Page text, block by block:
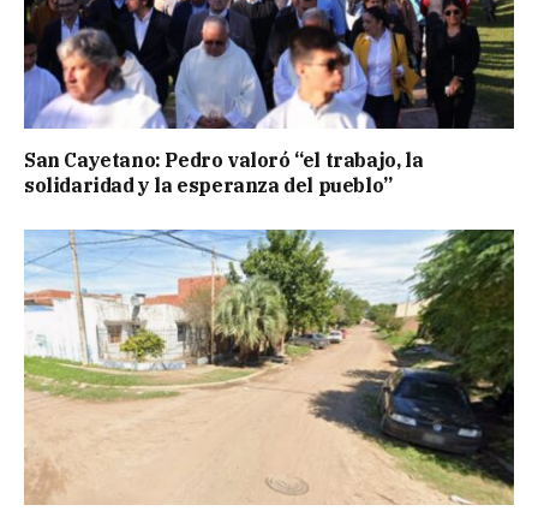
San Cayetano: Pedro valoró “el trabajo, la
solidaridad y la esperanza del pueblo”